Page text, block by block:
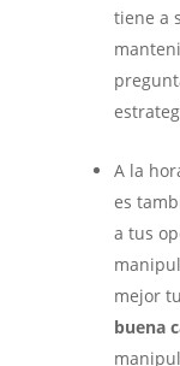
tiene a
A la
es
a tus
mejor
buena